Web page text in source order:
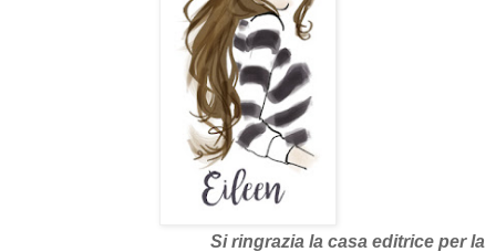
Si ringrazia la casa editrice per la